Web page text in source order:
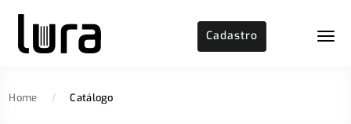
Cadastro
Home / Catálogo